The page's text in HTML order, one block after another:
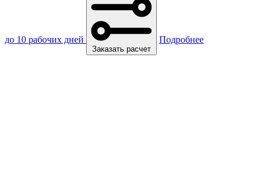
до 10 рабочих дней
Заказать расчет
Подробнее